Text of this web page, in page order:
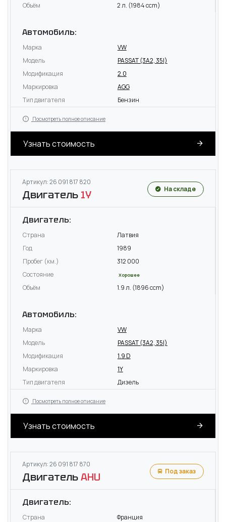
Объём 2 л. (1984 ccm)
Автомобиль:
Марка
VW
Модель
PASSAT (3A2, 35I)
Модификация
2.0
Маркировка
AGG
Тип двигателя
Бензин
Посмотреть полное описание
Узнать стоимость
Артикул: 26 091 817 820
Двигатель 1Y На складе
Двигатель:
Страна
Латвия
Год
1989
Пробег (км.)
312 000
Состояние
Хорошее
Объём 1.9 л. (1896 ccm)
Автомобиль:
Марка
VW
Модель
PASSAT (3A2, 35I)
Модификация
1.9 D
Маркировка
1Y
Тип двигателя
Дизель
Посмотреть полное описание
Узнать стоимость
Артикул: 26 091 817 870
ДвигательAHU Под заказ
Двигатель:
Страна
Франция